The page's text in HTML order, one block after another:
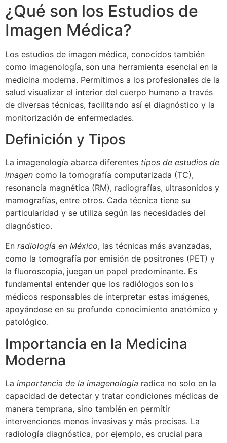
¿Qué son los Estudios de
Imagen Médica?
Los estudios de imagen médica, conocidos también
como imagenología, son una herramienta esencial en la
medicina moderna. Permitimos a los profesionales de la
salud visualizar el interior del cuerpo humano a través
de diversas técnicas, facilitando así el diagnóstico y la
monitorización de enfermedades.
Definición y Tipos
La imagenología abarca diferentes tipos de estudios de
imagen como la tomografía computarizada (TC),
resonancia magnética (RM), radiografías, ultrasonidos y
mamografías, entre otros. Cada técnica tiene su
particularidad y se utiliza según las necesidades del
diagnóstico.
En radiología en México, las técnicas más avanzadas,
como la tomografía por emisión de positrones (PET) y
la fluoroscopia, juegan un papel predominante. Es
fundamental entender que los radiólogos son los
médicos responsables de interpretar estas imágenes,
apoyándose en su profundo conocimiento anatómico y
patológico.
Importancia en la Medicina
Moderna
La importancia de la imagenología radica no solo en la
capacidad de detectar y tratar condiciones médicas de
manera temprana, sino también en permitir
intervenciones menos invasivas y más precisas. La
radiología diagnóstica, por ejemplo, es crucial para